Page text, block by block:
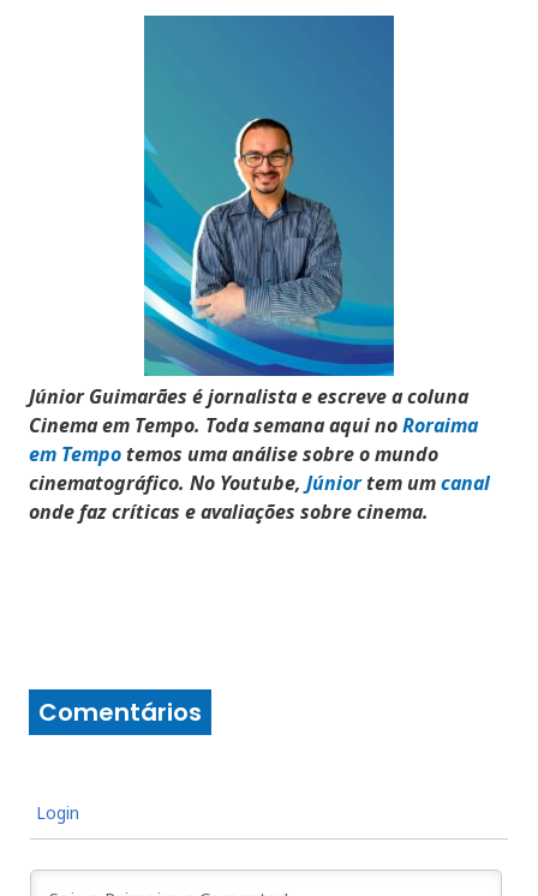
Júnior Guimarães é jornalista e escreve a coluna
Cinema em Tempo. Toda semana aqui noRoraima
em Tempotemos uma análise sobre o mundo
cinematográfico. No Youtube, Júniortem umcanal
onde faz críticas e avaliações sobre cinema.
Comentários
Login